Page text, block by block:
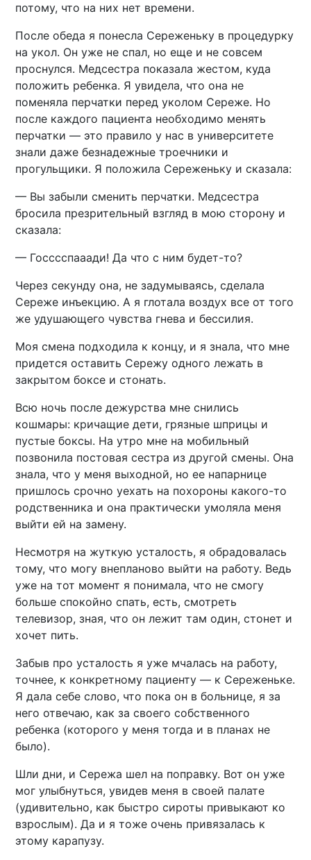
потому, что на них нет времени.
После обеда я понесла Сереженьку в процедурку
на укол. Он уже не спал, но еще и не совсем
проснулся. Медсестра показала жестом, куда
положить ребенка. Я увидела, что она не
поменяла перчатки перед уколом Сереже. Но
после каждого пациента необходимо менять
перчатки — это правило у нас в университете
знали даже безнадежные троечники и
прогульщики. Я положила Сереженьку и сказала:
— Вы забыли сменить перчатки. Медсестра
бросила презрительный взгляд в мою сторону и
сказала:
— Госссспааади! Да что с ним будет-то?
Через секунду она, не задумываясь, сделала
Сереже инъекцию. А я глотала воздух все от того
же удушающего чувства гнева и бессилия.
Моя смена подходила к концу, и я знала, что мне
придется оставить Сережу одного лежать в
закрытом боксе и стонать.
Всю ночь после дежурства мне снились
кошмары: кричащие дети, грязные шприцы и
пустые боксы. На утро мне на мобильный
позвонила постовая сестра из другой смены. Она
знала, что у меня выходной, но ее напарнице
пришлось срочно уехать на похороны какого-то
родственника и она практически умоляла меня
выйти ей на замену.
Несмотря на жуткую усталость, я обрадовалась
тому, что могу внепланово выйти на работу. Ведь
уже на тот момент я понимала, что не смогу
больше спокойно спать, есть, смотреть
телевизор, зная, что он лежит там один, стонет и
хочет пить.
Забыв про усталость я уже мчалась на работу,
точнее, к конкретному пациенту — к Сереженьке.
Я дала себе слово, что пока он в больнице, я за
него отвечаю, как за своего собственного
ребенка (которого у меня тогда и в планах не
было).
Шли дни, и Сережа шел на поправку. Вот он уже
мог улыбнуться, увидев меня в своей палате
(удивительно, как быстро сироты привыкают ко
взрослым). Да и я тоже очень привязалась к
этому карапузу.